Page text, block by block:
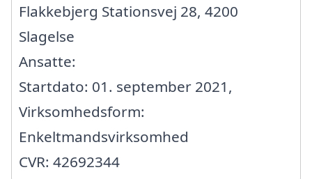
Flakkebjerg Stationsvej 28, 4200
Slagelse
Ansatte:
Startdato: 01. september 2021,
Virksomhedsform:
Enkeltmandsvirksomhed
CVR: 42692344